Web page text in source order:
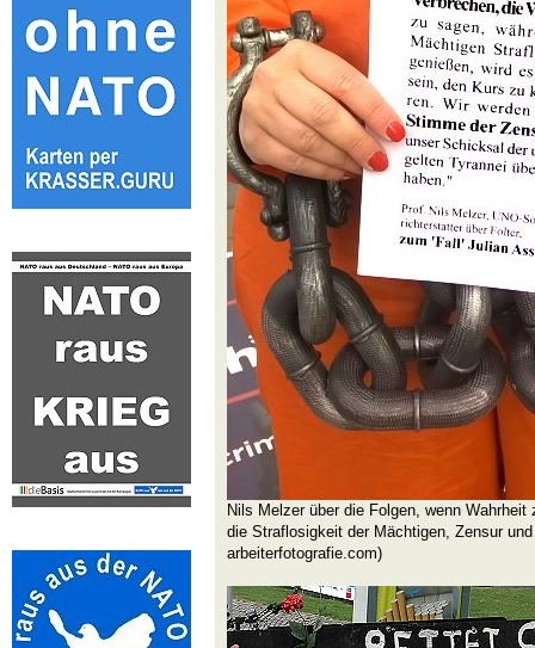
Nils Melzer über die Folgen, wenn
die Straflosigkeit der Mächtigen, Zensur
arbeiterfotografie.com)